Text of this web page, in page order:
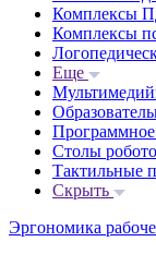
Комплексы
Комплексы
Еще
Программное
Столы
Тактильные
Скрыть
Эргономика